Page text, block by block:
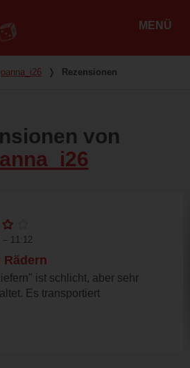
MENÜ
joanna_i26 ❭ Rezensionen
von
– 11:12
Rädern
ist schlicht, aber sehr
Es transportiert